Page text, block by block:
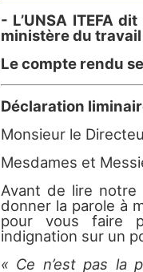
- L’UNSA ITEFA
ministère du
Le compte rendu
Déclaration
Monsieur le
Mesdames et
Avant de lire notre
donner la parole à
pour vous faire
indignation sur un
« Ce n’est pas la